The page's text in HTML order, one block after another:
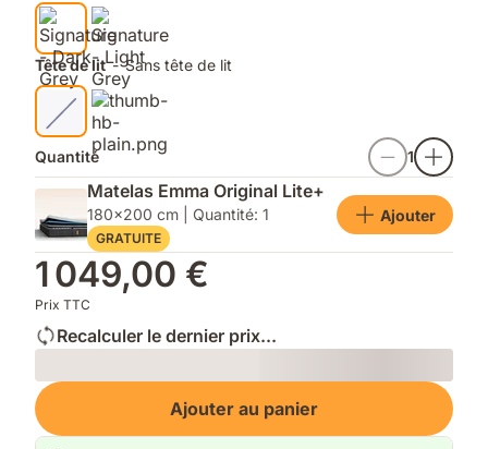
se
démode
jamais.
faciles
à
ouvrir.
Tête de lit - Sans tête de lit
Quantité 1
Matelas Emma Original Lite+
180x200 cm | Quantité: 1
GRATUITE
Ajouter
1 049,00 €
Prix TTC
Recalculer le dernier prix...
Loading
Ajouter au panier